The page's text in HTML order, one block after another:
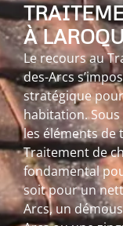
À
Le recours au
des-Arcs
stratégique
habitation.
les éléments de
Traitement de
fondamental
soit pour un
Arcs, un